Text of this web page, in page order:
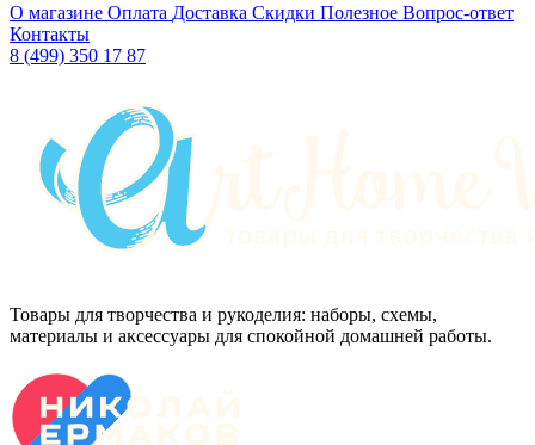
О магазине Оплата Доставка Скидки Полезное Вопрос-ответ
Контакты
8 (499) 350 17 87
Товары для творчества и рукоделия: наборы, схемы,
материалы и аксессуары для спокойной домашней работы.